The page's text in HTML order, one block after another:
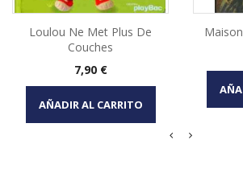
Loulou Ne Met Plus De
Couches
Precio
7,90 €
AÑADIR AL CARRITO